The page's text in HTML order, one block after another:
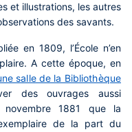
et illustrations, les autres
des savants.
en 1809, l’École n’en
A cette époque, en
salle de la Bibliothèque
des ouvrages aussi
1881 que la
de la part du